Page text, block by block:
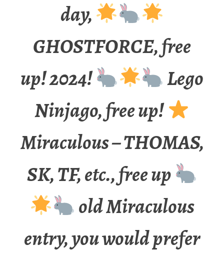
day,
GHOSTFORCE, free
up! 2024!
Lego
Ninjago, free up!
Miraculous – THOMAS,
SK, TF, etc., free up
old Miraculous
entry, you would prefer